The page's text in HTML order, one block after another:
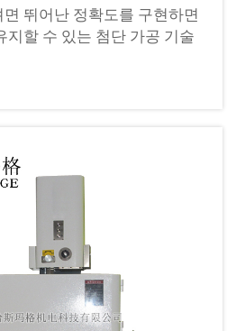
뛰어난 정확도를 구현하면
지할 수 있는 첨단 가공 기술
몰드 제작은 점점 더 복잡한
더 빠른 납기 요구 사항에 직